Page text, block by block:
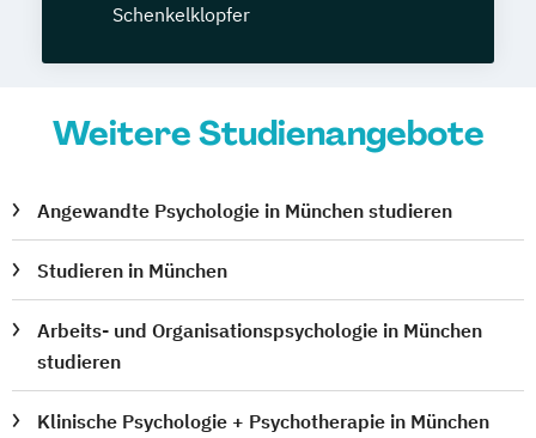
Schenkelklopfer
Weitere Studienangebote
Angewandte Psychologie in München studieren
Studieren in München
Arbeits- und Organisationspsychologie in München
studieren
Klinische Psychologie + Psychotherapie in München